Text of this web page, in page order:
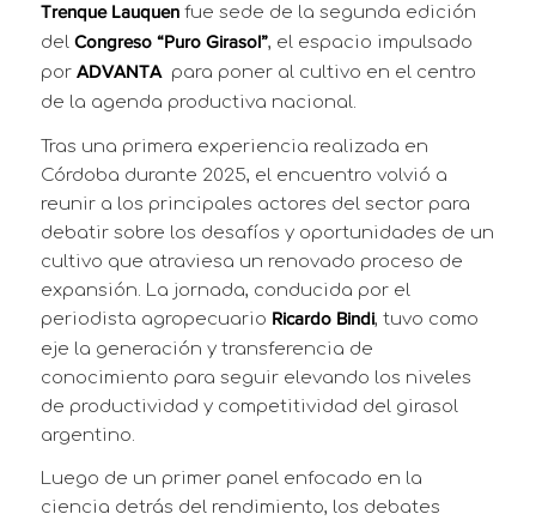
Trenque Lauquenfue sede de la segunda edición
del Congreso “Puro Girasol”, el espacio impulsado
por ADVANTA para poner al cultivo en el centro
de la agenda productiva nacional.
Tras una primera experiencia realizada en
Córdoba durante 2025, el encuentro volvió a
reunir a los principales actores del sector para
debatir sobre los desafíos y oportunidades de un
cultivo que atraviesa un renovado proceso de
expansión. La jornada, conducida por el
periodista agropecuario Ricardo Bindi, tuvo como
eje la generación y transferencia de
conocimiento para seguir elevando los niveles
de productividad y competitividad del girasol
argentino.
Luego de un primer panel enfocado en la
ciencia detrás del rendimiento, los debates